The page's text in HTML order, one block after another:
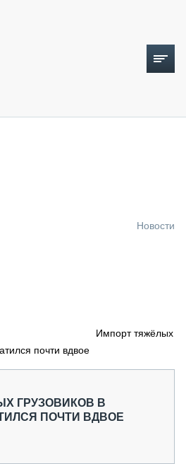
Новости
Импорт тяжёлых
почти вдвое
ГРУЗОВИКОВ В
ПОЧТИ ВДВОЕ